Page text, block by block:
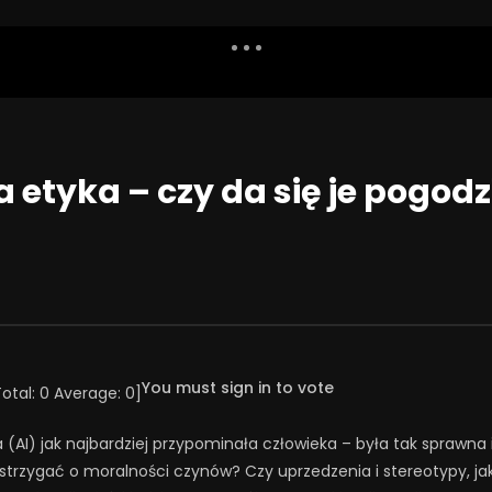
Watch Later
INTELIGENCJA (AI)
Intymność i obrona – w trójkącie
– czy da się je
0 Average: 0 You must sign in to vote
jak najbardziej przypominała człowieka – była tak
o moralności czynów? Czy uprzedzenia i stereotypy,